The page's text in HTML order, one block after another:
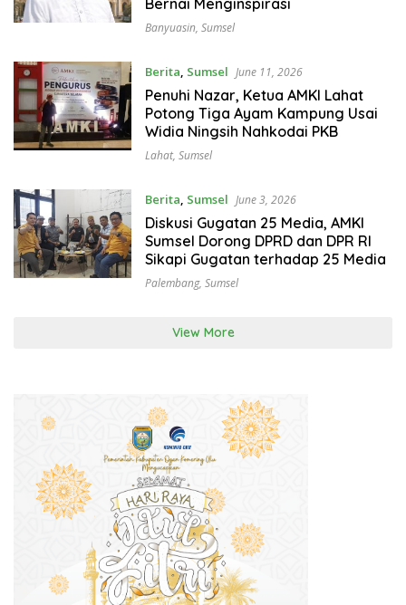
Bernai Menginspirasi
Banyuasin, Sumsel
Berita, Sumsel June 11, 2026
Penuhi Nazar, Ketua AMKI Lahat
Potong Tiga Ayam Kampung Usai
Widia Ningsih Nahkodai PKB
Lahat, Sumsel
Berita, Sumsel June 3, 2026
Diskusi Gugatan 25 Media, AMKI
Sumsel Dorong DPRD dan DPR RI
Sikapi Gugatan terhadap 25 Media
Palembang, Sumsel
View More